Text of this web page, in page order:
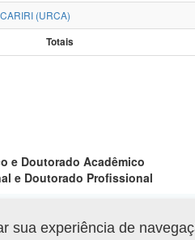
(URCA)
Totais
e Doutorado Acadêmico
e Doutorado Profissional
sua experiência de